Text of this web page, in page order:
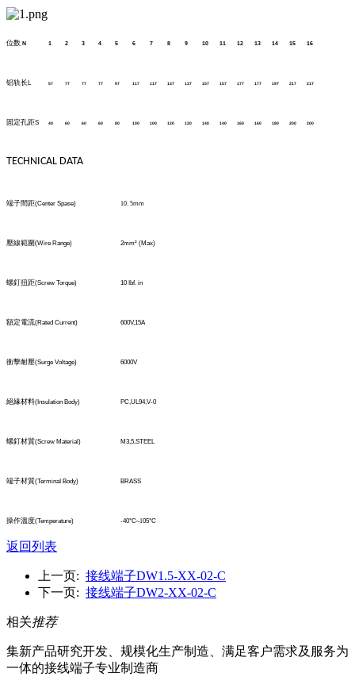
位数 N 1 2 3 4 5 6 7 8 9 10 11 12 13 14 15 16
铝轨长L 57 77 77 77 97 117 117 137 137 157 157 177 177 197 217 217
固定孔距S 40 60 60 60 80 100 100 120 120 140 140 160 160 180 200 200
TECHNICAL DATA
端子間距(Center Spase) 10. 5mm
壓線範圍(Wire Range) 2mm² (Max)
螺釘扭距(Screw Torque) 10 Ibf. in
額定電流(Rated Current) 600V,15A
衝擊耐壓(Surge Voltage) 6000V
絕緣材料(Insulation Body) PC,UL94,V-0
螺釘材質(Screw Material) M3,5,STEEL
端子材質(TerminaI Body) BRASS
操作溫度(Temperature) -40°C~105°C
返回列表
上一页: 接线端子DW1.5-XX-02-C
下一页: 接线端子DW2-XX-02-C
相关推荐
集新产品研究开发、规模化生产制造、满足客户需求及服务为
一体的接线端子专业制造商